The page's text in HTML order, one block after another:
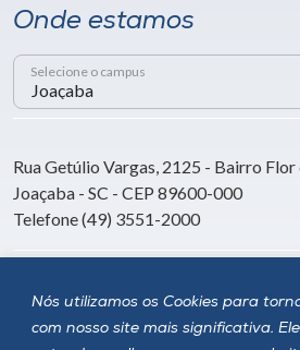
Nós utilizamos os Cookies para
com nosso site mais significativa.
Onde estamos
Selecione o campus
Rua Getúlio Vargas, 2125 - Bairro Flor
Joaçaba - SC - CEP 89600-000
Telefone (49) 3551-2000
Siga a Unoesc